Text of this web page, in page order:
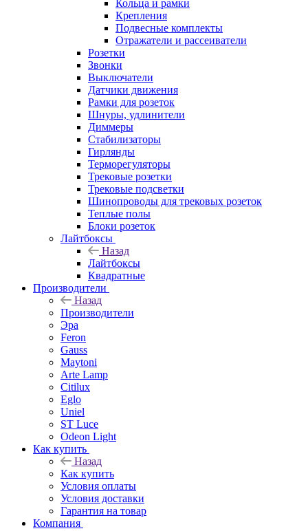
Кольца и рамки
Крепления
Подвесные комплекты
Отражатели и рассеиватели
Розетки
Звонки
Выключатели
Датчики движения
Рамки для розеток
Шнуры, удлинители
Диммеры
Стабилизаторы
Гирлянды
Терморегуляторы
Трековые розетки
Трековые подсветки
Шинопроводы для трековых розеток
Теплые полы
Блоки розеток
Лайтбоксы
Назад
Лайтбоксы
Квадратные
Производители
Назад
Производители
Эра
Feron
Gauss
Maytoni
Arte Lamp
Citilux
Eglo
Uniel
ST Luce
Odeon Light
Как купить
Назад
Как купить
Условия оплаты
Условия доставки
Гарантия на товар
Компания